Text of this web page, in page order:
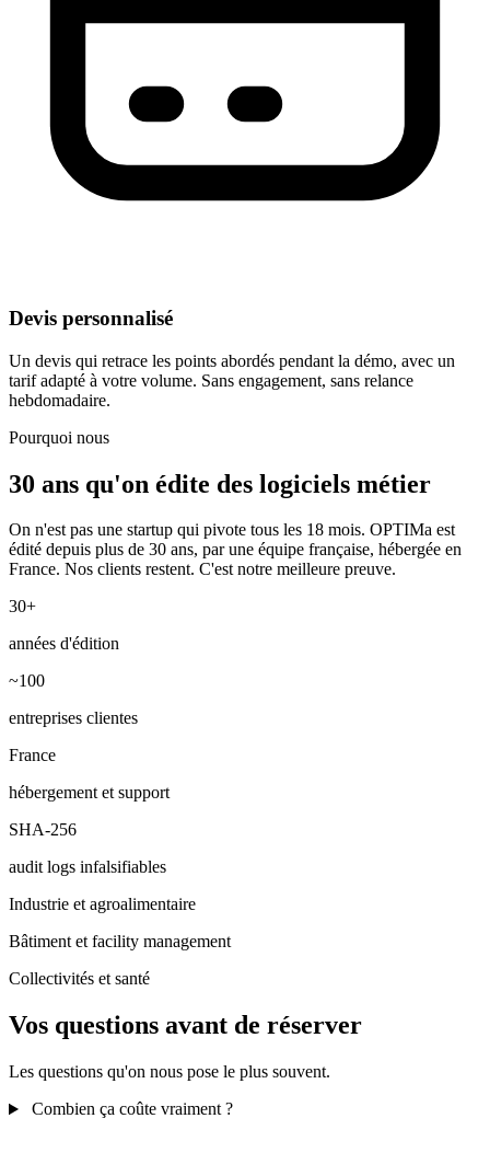
Devis personnalisé
Un devis qui retrace les points abordés pendant la démo, avec un
tarif adapté à votre volume. Sans engagement, sans relance
hebdomadaire.
Pourquoi nous
30 ans qu'on édite des logiciels métier
On n'est pas une startup qui pivote tous les 18 mois. OPTIMa est
édité depuis plus de 30 ans, par une équipe française, hébergée en
France. Nos clients restent. C'est notre meilleure preuve.
30+
années d'édition
~100
entreprises clientes
France
hébergement et support
SHA-256
audit logs infalsifiables
Industrie et agroalimentaire
Bâtiment et facility management
Collectivités et santé
Vos questions avant de réserver
Les questions qu'on nous pose le plus souvent.
Combien ça coûte vraiment ?